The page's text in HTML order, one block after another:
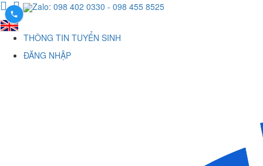
Zalo: 098 402 0330 - 098 455 8525
THÔNG TIN TUYỂN SINH
ĐĂNG NHẬP